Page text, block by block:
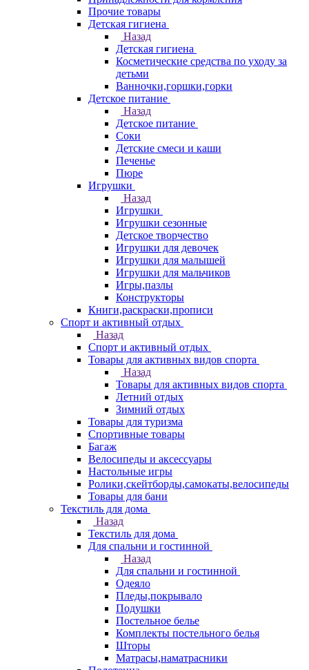
Прочие товары
Детская гигиена
Назад
Детская гигиена
Косметические средства по уходу за
детьми
Ванночки,горшки,горки
Детское питание
Назад
Детское питание
Соки
Детские смеси и каши
Печенье
Пюре
Игрушки
Назад
Игрушки
Игрушки сезонные
Детское творчество
Игрушки для девочек
Игрушки для малышей
Игрушки для мальчиков
Игры,пазлы
Конструкторы
Книги,раскраски,прописи
Спорт и активный отдых
Назад
Спорт и активный отдых
Товары для активных видов спорта
Назад
Товары для активных видов спорта
Летний отдых
Зимний отдых
Товары для туризма
Спортивные товары
Багаж
Велосипеды и аксессуары
Настольные игры
Ролики,скейтборды,самокаты,велосипеды
Товары для бани
Текстиль для дома
Назад
Текстиль для дома
Для спальни и гостинной
Назад
Для спальни и гостинной
Одеяло
Пледы,покрывало
Подушки
Постельное белье
Комплекты постельного белья
Шторы
Матрасы,наматрасники